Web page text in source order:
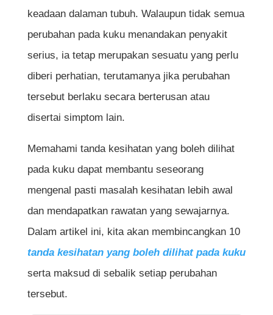
keadaan dalaman tubuh. Walaupun tidak semua
perubahan pada kuku menandakan penyakit
serius, ia tetap merupakan sesuatu yang perlu
diberi perhatian, terutamanya jika perubahan
tersebut berlaku secara berterusan atau
disertai simptom lain.
Memahami tanda kesihatan yang boleh dilihat
pada kuku dapat membantu seseorang
mengenal pasti masalah kesihatan lebih awal
dan mendapatkan rawatan yang sewajarnya.
Dalam artikel ini, kita akan membincangkan 10
tanda kesihatan yang boleh dilihat pada kuku
serta maksud di sebalik setiap perubahan
tersebut.